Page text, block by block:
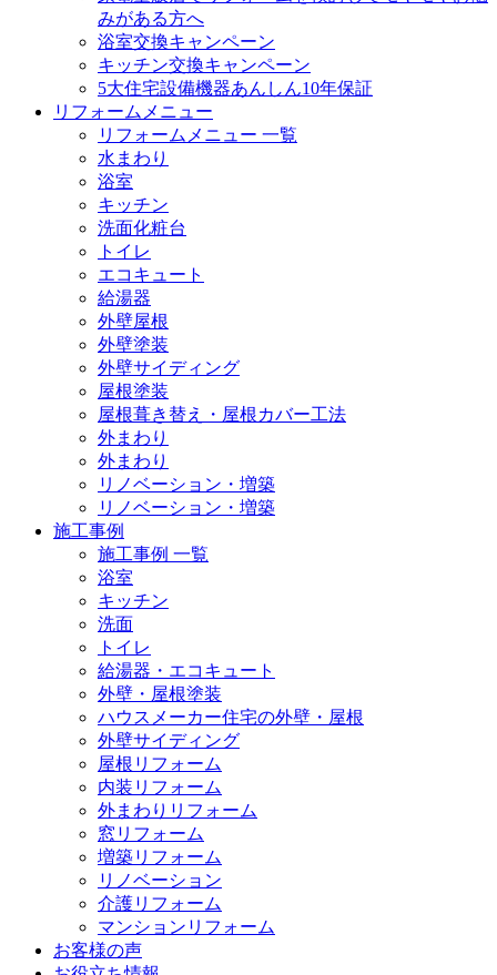
みがある方へ
浴室交換キャンペーン
キッチン交換キャンペーン
5大住宅設備機器あんしん10年保証
リフォームメニュー
リフォームメニュー 一覧
水まわり
浴室
キッチン
洗面化粧台
トイレ
エコキュート
給湯器
外壁屋根
外壁塗装
外壁サイディング
屋根塗装
屋根葺き替え・屋根カバー工法
外まわり
外まわり
リノベーション・増築
リノベーション・増築
施工事例
施工事例 一覧
浴室
キッチン
洗面
トイレ
給湯器・エコキュート
外壁・屋根塗装
ハウスメーカー住宅の外壁・屋根
外壁サイディング
屋根リフォーム
内装リフォーム
外まわりリフォーム
窓リフォーム
増築リフォーム
リノベーション
介護リフォーム
マンションリフォーム
お客様の声